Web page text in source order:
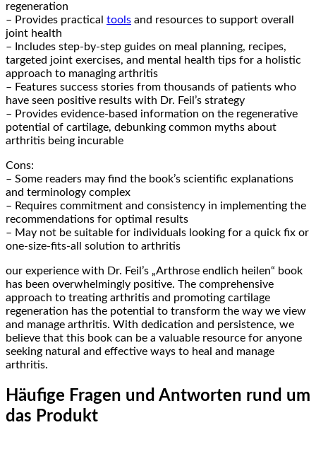
regeneration
– Provides practical tools and resources to ⁤support overall
joint health
– Includes step-by-step guides on meal planning, recipes,
targeted joint exercises, and mental health tips for a holistic⁤
approach to ⁢managing arthritis
– Features success stories from‌ thousands of patients who
have⁤ seen ⁢positive results with‌ Dr. Feil’s strategy
– Provides evidence-based information on ‍the regenerative
potential ⁢of cartilage, debunking ⁣common myths about
arthritis being incurable
Cons:
– Some readers may find the book’s scientific explanations
and terminology complex
– Requires commitment and consistency in implementing the
recommendations for optimal results
– May not be suitable for individuals looking for a quick fix or
one-size-fits-all solution to arthritis
our experience with Dr. Feil’s „Arthrose endlich heilen“ book⁣
has been overwhelmingly positive. The comprehensive
approach to treating arthritis and promoting cartilage
regeneration has the potential to transform the way⁤ we view
and manage arthritis. With dedication and persistence, we
believe that this book can ⁤be a valuable‍ resource for⁣ anyone
seeking natural‍ and ​effective ways to heal and manage
arthritis.
Häufige Fragen und Antworten rund ⁣um
⁤das Produkt